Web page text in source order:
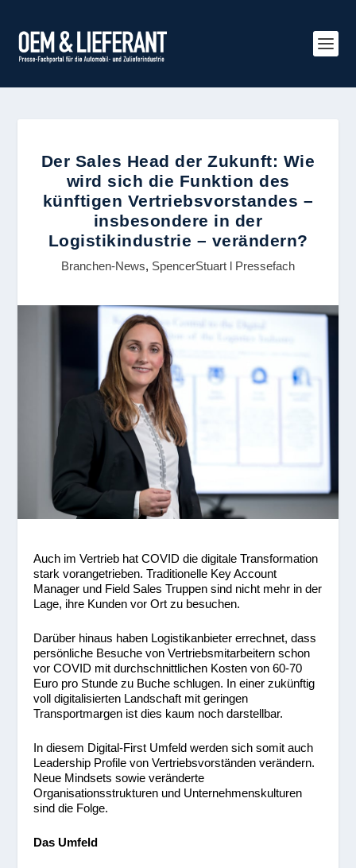
Der Sales Head der Zukunft: Wie
wird sich die Funktion des
künftigen Vertriebsvorstandes –
insbesondere in der
Logistikindustrie – verändern?
Branchen-News, SpencerStuart l Pressefach
Auch im Vertrieb hat COVID die digitale Transformation
stark vorangetrieben. Traditionelle Key Account
Manager und Field Sales Truppen sind nicht mehr in der
Lage, ihre Kunden vor Ort zu besuchen.
Darüber hinaus haben Logistikanbieter errechnet, dass
persönliche Besuche von Vertriebsmitarbeitern schon
vor COVID mit durchschnittlichen Kosten von 60-70
Euro pro Stunde zu Buche schlugen. In einer zukünftig
voll digitalisierten Landschaft mit geringen
Transportmargen ist dies kaum noch darstellbar.
In diesem Digital-First Umfeld werden sich somit auch
Leadership Profile von Vertriebsvorständen verändern.
Neue Mindsets sowie veränderte
Organisationsstrukturen und Unternehmenskulturen
sind die Folge.
Das Umfeld